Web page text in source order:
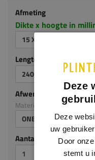
Afmeting
Dikte x hoogte in
15 X 90 MM
Lengte (mm)
2400
Afwerking
Materiaal: Eiken
ONBEHANDELD
Aantal stuks
Deze
Deze
uw
Door
stemt u